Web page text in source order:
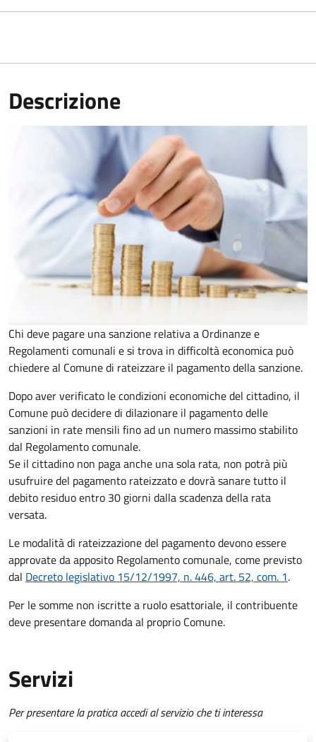
Descrizione
Chi deve pagare una sanzione relativa a Ordinanze e
Regolamenti comunali e si trova in difficoltà economica può
chiedere al Comune di rateizzare il pagamento della sanzione.
Dopo aver verificato le condizioni economiche del cittadino, il
Comune può decidere di dilazionare il pagamento delle
sanzioni in rate mensili fino ad un numero massimo stabilito
dal Regolamento comunale.
Se il cittadino non paga anche una sola rata, non potrà più
usufruire del pagamento rateizzato e dovrà sanare tutto il
debito residuo entro 30 giorni dalla scadenza della rata
versata.
Le modalità di rateizzazione del pagamento devono essere
approvate da apposito Regolamento comunale, come previsto
dal Decreto legislativo 15/12/1997, n. 446, art. 52, com. 1.
Per le somme non iscritte a ruolo esattoriale, il contribuente
deve presentare domanda al proprio Comune.
Servizi
Per presentare la pratica accedi al servizio che ti interessa